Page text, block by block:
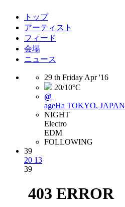
トップ
アーティスト
フィード
会場
ニュース
29 th Friday Apr '16
20/10°C
@
ageHa TOKYO, JAPAN
NIGHT
Electro
EDM
FOLLOWING
39
20 13
39